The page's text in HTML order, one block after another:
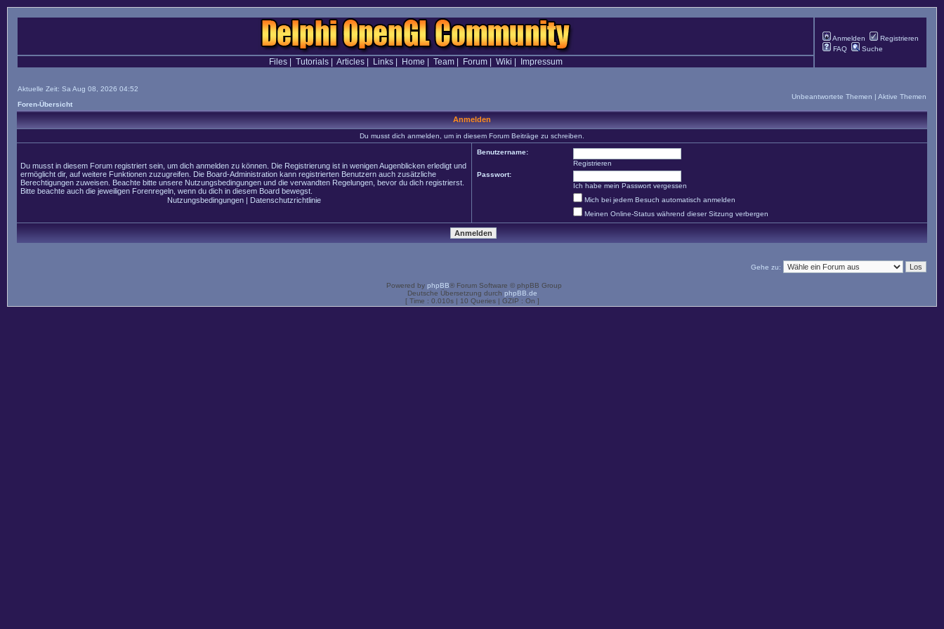
Anmelden
Registrieren
FAQ
Suche
Files| Tutorials| Articles| Links| Home Team| Forum| Wiki Impressum
Aktuelle Zeit: Sa Aug 08, 2026 04:52
Foren-Übersicht
Unbeantwortete Themen | Aktive Themen
Anmelden
Du musst dich anmelden, um in diesem Forum Beiträge zu schreiben.
Du musst in diesem Forum registriert sein, um dich anmelden zu können. Die Registrierung ist in wenigen Augenblicken erledigt und
ermöglicht dir, auf weitere Funktionen zuzugreifen. Die Board-Administration kann registrierten Benutzern auch zusätzliche
Berechtigungen zuweisen. Beachte bitte unsere Nutzungsbedingungen und die verwandten Regelungen, bevor du dich registrierst.
Bitte beachte auch die jeweiligen Forenregeln, wenn du dich in diesem Board bewegst.
Nutzungsbedingungen | Datenschutzrichtlinie
Benutzername:
Registrieren
Passwort:
Ich habe mein Passwort vergessen
Mich bei jedem Besuch automatisch anmelden
Meinen Online-Status während dieser Sitzung verbergen
Gehe zu:
Powered by phpBB® Forum Software © phpBB Group
Deutsche Übersetzung durch phpBB.de
[ Time : 0.010s | 10 Queries | GZIP : On ]